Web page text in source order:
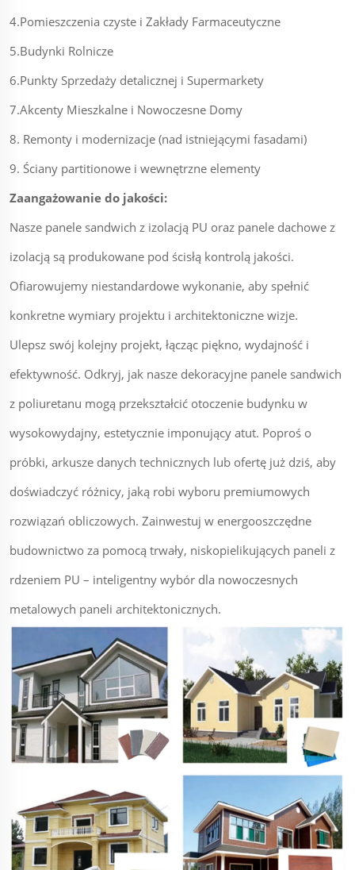
4.Pomieszczenia czyste i Zakłady Farmaceutyczne
5.Budynki Rolnicze
6.Punkty Sprzedaży detalicznej i Supermarkety
7.Akcenty Mieszkalne i Nowoczesne Domy
8. Remonty i modernizacje (nad istniejącymi fasadami)
9. Ściany partitionowe i wewnętrzne elementy
Zaangażowanie do jakości:
Nasze panele sandwich z izolacją PU oraz panele dachowe z
izolacją są produkowane pod ścisłą kontrolą jakości.
Ofiarowujemy niestandardowe wykonanie, aby spełnić
konkretne wymiary projektu i architektoniczne wizje.
Ulepsz swój kolejny projekt, łącząc piękno, wydajność i
efektywność. Odkryj, jak nasze dekoracyjne panele sandwich
z poliuretanu mogą przekształcić otoczenie budynku w
wysokowydajny, estetycznie imponujący atut. Poproś o
próbki, arkusze danych technicznych lub ofertę już dziś, aby
doświadczyć różnicy, jaką robi wyboru premiumowych
rozwiązań obliczowych. Zainwestuj w energooszczędne
budownictwo za pomocą trwały, niskopielikujących paneli z
rdzeniem PU – inteligentny wybór dla nowoczesnych
metalowych paneli architektonicznych.